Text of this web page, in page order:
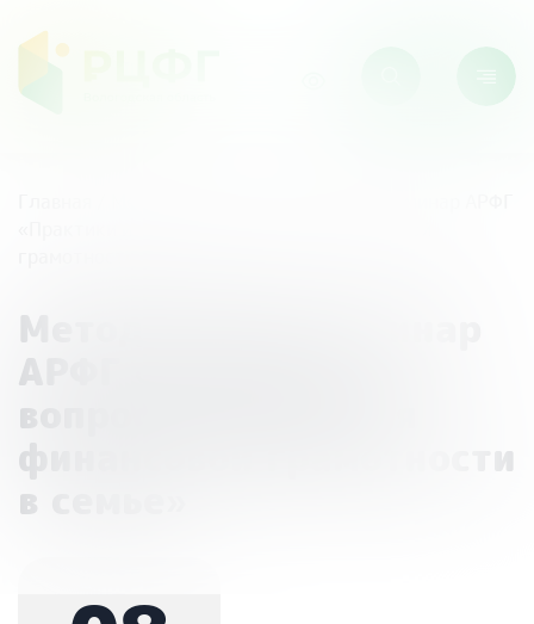
Методический семинар
АРФГ «Практики и
вопросы повышения
финансовой грамотности
в семье»